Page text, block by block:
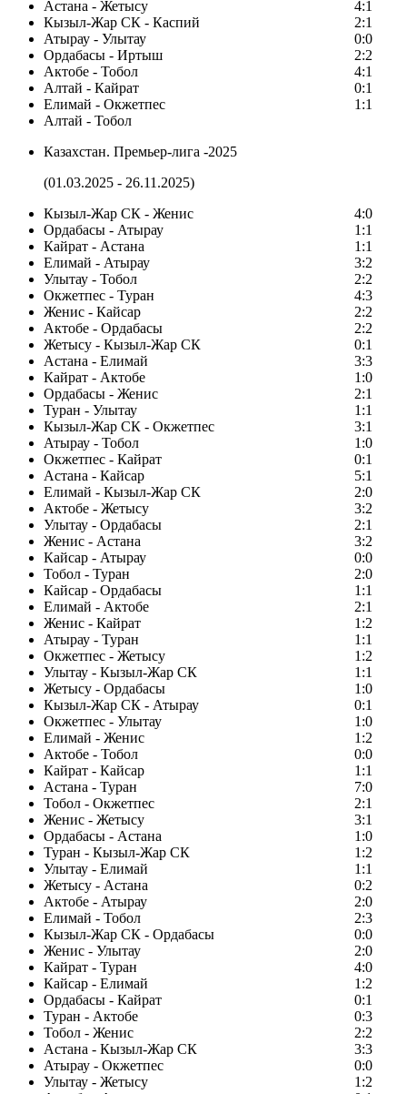
Астана - Жетысу
4:1
Кызыл-Жар СК - Каспий
2:1
Атырау - Улытау
0:0
Ордабасы - Иртыш
2:2
Актобе - Тобол
4:1
Алтай - Кайрат
0:1
Елимай - Окжетпес
1:1
Алтай - Тобол
Казахстан. Премьер-лига -2025
(01.03.2025 - 26.11.2025)
Кызыл-Жар СК - Женис
4:0
Ордабасы - Атырау
1:1
Кайрат - Астана
1:1
Елимай - Атырау
3:2
Улытау - Тобол
2:2
Окжетпес - Туран
4:3
Женис - Кайсар
2:2
Актобе - Ордабасы
2:2
Жетысу - Кызыл-Жар СК
0:1
Астана - Елимай
3:3
Кайрат - Актобе
1:0
Ордабасы - Женис
2:1
Туран - Улытау
1:1
Кызыл-Жар СК - Окжетпес
3:1
Атырау - Тобол
1:0
Окжетпес - Кайрат
0:1
Астана - Кайсар
5:1
Елимай - Кызыл-Жар СК
2:0
Актобе - Жетысу
3:2
Улытау - Ордабасы
2:1
Женис - Астана
3:2
Кайсар - Атырау
0:0
Тобол - Туран
2:0
Кайсар - Ордабасы
1:1
Елимай - Актобе
2:1
Женис - Кайрат
1:2
Атырау - Туран
1:1
Окжетпес - Жетысу
1:2
Улытау - Кызыл-Жар СК
1:1
Жетысу - Ордабасы
1:0
Кызыл-Жар СК - Атырау
0:1
Окжетпес - Улытау
1:0
Елимай - Женис
1:2
Актобе - Тобол
0:0
Кайрат - Кайсар
1:1
Астана - Туран
7:0
Тобол - Окжетпес
2:1
Женис - Жетысу
3:1
Ордабасы - Астана
1:0
Туран - Кызыл-Жар СК
1:2
Улытау - Елимай
1:1
Жетысу - Астана
0:2
Актобе - Атырау
2:0
Елимай - Тобол
2:3
Кызыл-Жар СК - Ордабасы
0:0
Женис - Улытау
2:0
Кайрат - Туран
4:0
Кайсар - Елимай
1:2
Ордабасы - Кайрат
0:1
Туран - Актобе
0:3
Тобол - Женис
2:2
Астана - Кызыл-Жар СК
3:3
Атырау - Окжетпес
0:0
Улытау - Жетысу
1:2